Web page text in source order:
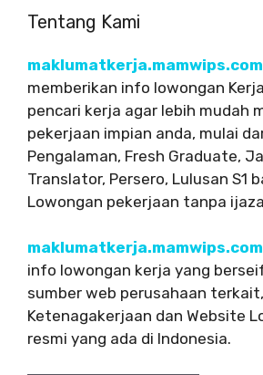
Tentang Kami
maklumatkerja.mamwips.com
memberikan info lowongan
pencari kerja agar lebih mudah
pekerjaan impian anda, mulai
Pengalaman, Fresh Graduate,
Translator, Persero, Lulusan S1
Lowongan pekerjaan tanpa
maklumatkerja.mamwips.com
info lowongan kerja yang
sumber web perusahaan
Ketenagakerjaan dan Website
resmi yang ada di Indonesia.